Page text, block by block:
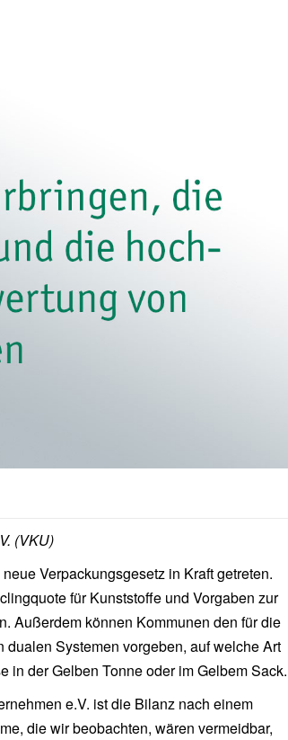
(VKU)
Verpackungsgesetz in Kraft getreten.
für Kunststoffe und Vorgaben zur
Außerdem können Kommunen den für die
Systemen vorgeben, auf welche Art
in der Gelben Tonne oder im Gelbem Sack.
e.V. ist die Bilanz nach einem
die wir beobachten, wären vermeidbar,